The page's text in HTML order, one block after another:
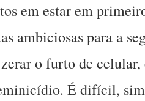
em estar em
ambiciosas para a
o furto de
É difícil,